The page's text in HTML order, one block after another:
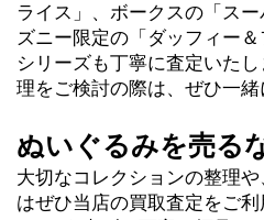
ライス」、ボークスの「ス
ズニー限定の「ダッフィー
シリーズも丁寧に査定いた
理をご検討の際は、ぜひ一緒
ぬいぐるみを売る
大切なコレクションの整理
はぜひ当店の買取査定をご